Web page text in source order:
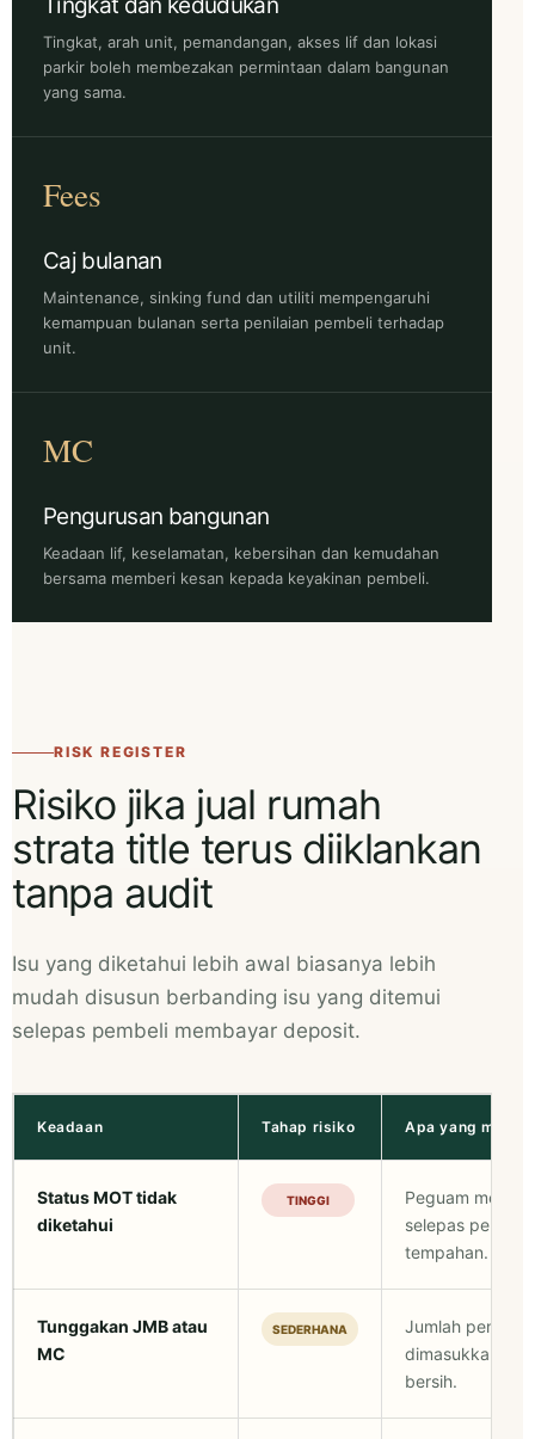
Tingkat, arah unit, pemandangan, akses lif dan lokasi
parkir boleh membezakan permintaan dalam bangunan
yang sama.
Fees
Caj bulanan
Maintenance, sinking fund dan utiliti mempengaruhi
kemampuan bulanan serta penilaian pembeli terhadap
unit.
MC
Pengurusan bangunan
Keadaan lif, keselamatan, kebersihan dan kemudahan
bersama memberi kesan kepada keyakinan pembeli.
RISK REGISTER
Risiko jika jual rumah
strata title terus diiklankan
tanpa audit
Isu yang diketahui lebih awal biasanya lebih
mudah disusun berbanding isu yang ditemui
selepas pembeli membayar deposit.
Keadaan Tahap risiko Apa yang
Status MOT tidak
diketahui
TINGGI
Peguam
selepas
tempahan.
Tunggakan JMB atau
MC
SEDERHANA
Jumlah
dimasukkan
bersih.